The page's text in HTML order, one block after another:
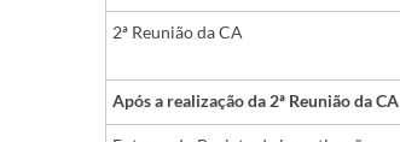
2ª Reunião da CA
Após a realização da 2ª Reunião da CA